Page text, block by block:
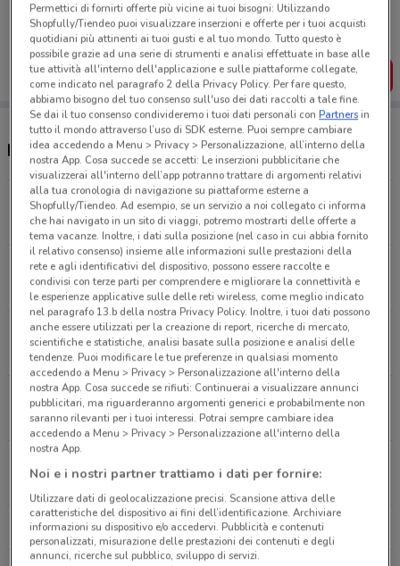
Puoi trovare le migliori offerte dei negozi vicino a te,
salvarle e creare la tua lista del risparmio, comodamente
dal tuo cellulare.
SCARICA L’APP
Negozi e orari Prénatal
Ss Emilia Km 315 San Giuliano Milanese
2.5 km
Via Giacomo Antonini, 32 Milano
8.4 km
CHIUSO
Via Cascina Venina 9/11 Assago
10.2 km
Via Adriano, 81 Milano
13.3 km
13.8 km
CHIUSO
Tutti i negozi Prenatal
Permettici di fornirti offerte più vicine ai tuoi bisogni: Utilizzando
Shopfully/Tiendeo puoi visualizzare inserzioni e offerte per i tuoi acquisti
quotidiani più attinenti ai tuoi gusti e al tuo mondo. Tutto questo è
possibile grazie ad una serie di strumenti e analisi effettuate in base alle
tue attività all'interno dell'applicazione e sulle piattaforme collegate,
come indicato nel paragrafo 2 della Privacy Policy. Per fare questo,
abbiamo bisogno del tuo consenso sull'uso dei dati raccolti a tale fine.
Se dai il tuo consenso condivideremo i tuoi dati personali conPartnersin
tutto il mondo attraverso l’uso di SDK esterne. Puoi sempre cambiare
idea accedendo a Menu > Privacy > Personalizzazione, all’interno della
nostra App. Cosa succede se accetti: Le inserzioni pubblicitarie che
visualizzerai all'interno dell’app potranno trattare di argomenti relativi
alla tua cronologia di navigazione su piattaforme esterne a
Shopfully/Tiendeo. Ad esempio, se un servizio a noi collegato ci informa
che hai navigato in un sito di viaggi, potremo mostrarti delle offerte a
tema vacanze. Inoltre, i dati sulla posizione (nel caso in cui abbia fornito
il relativo consenso) insieme alle informazioni sulle prestazioni della
rete e agli identificativi del dispositivo, possono essere raccolte e
condivisi con terze parti per comprendere e migliorare la connettività e
le esperienze applicative sulle delle reti wireless, come meglio indicato
nel paragrafo 13.b della nostra Privacy Policy. Inoltre, i tuoi dati possono
anche essere utilizzati per la creazione di report, ricerche di mercato,
scientifiche e statistiche, analisi basate sulla posizione e analisi delle
tendenze. Puoi modificare le tue preferenze in qualsiasi momento
accedendo a Menu > Privacy > Personalizzazione all'interno della
nostra App. Cosa succede se rifiuti: Continuerai a visualizzare annunci
pubblicitari, ma riguarderanno argomenti generici e probabilmente non
saranno rilevanti per i tuoi interessi. Potrai sempre cambiare idea
accedendo a Menu > Privacy > Personalizzazione all'interno della
nostra App.
Noi e i nostri partner trattiamo i dati per fornire:
Utilizzare dati di geolocalizzazione precisi. Scansione attiva delle
caratteristiche del dispositivo ai fini dell’identificazione. Archiviare
informazioni su dispositivo e/o accedervi. Pubblicità e contenuti
personalizzati, misurazione delle prestazioni dei contenuti e degli
annunci, ricerche sul pubblico, sviluppo di servizi.